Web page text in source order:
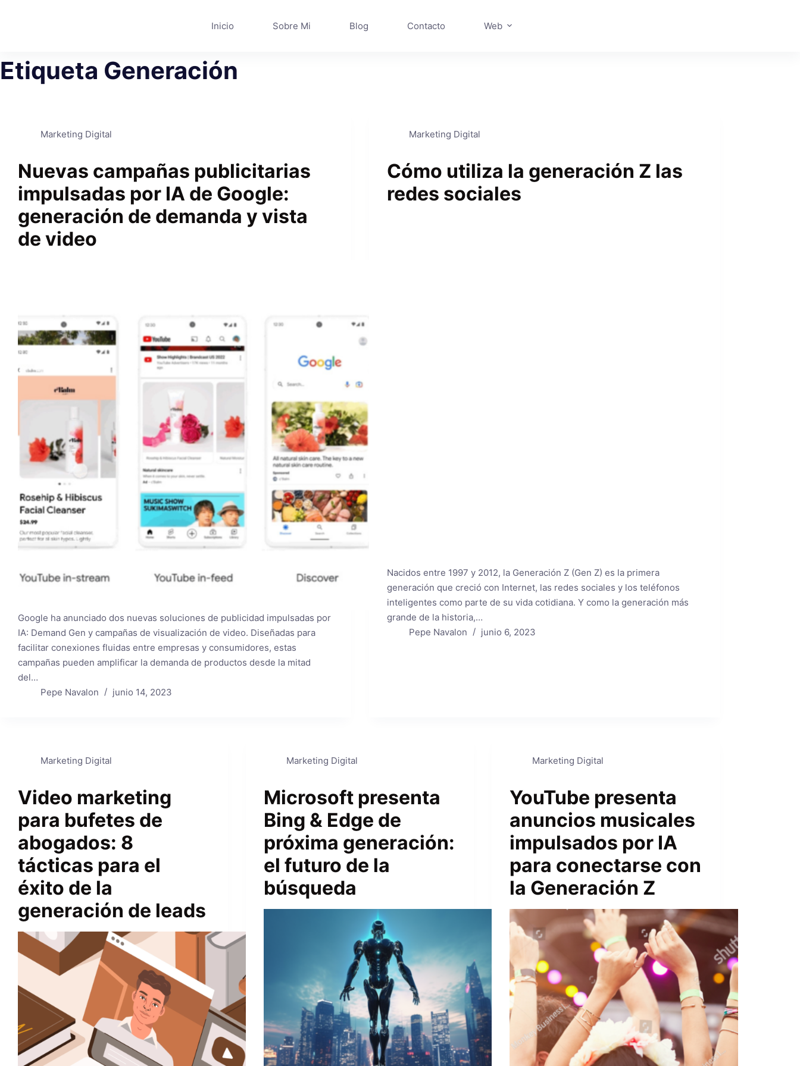
Inicio Sobre Mi Blog Contacto Web
Etiqueta Generación
Marketing Digital
Nuevas campañas publicitarias
impulsadas por IA de Google:
generación de demanda y vista
de video
Google ha anunciado dos nuevas soluciones de publicidad impulsadas por
IA: Demand Gen y campañas de visualización de video. Diseñadas para
facilitar conexiones fluidas entre empresas y consumidores, estas
campañas pueden amplificar la demanda de productos desde la mitad
del…
Pepe Navalon
junio 14, 2023
Marketing Digital
Cómo utiliza la generación Z las
redes sociales
Nacidos entre 1997 y 2012, la Generación Z (Gen Z) es la primera
generación que creció con Internet, las redes sociales y los teléfonos
inteligentes como parte de su vida cotidiana. Y como la generación más
grande de la historia,…
Pepe Navalon
junio 6, 2023
Marketing Digital
Video marketing
para bufetes de
abogados: 8
tácticas para el
éxito de la
generación de leads
Marketing Digital
Microsoft presenta
Bing & Edge de
próxima generación:
el futuro de la
búsqueda
Marketing Digital
YouTube presenta
anuncios musicales
impulsados ​​por IA
para conectarse con
la Generación Z